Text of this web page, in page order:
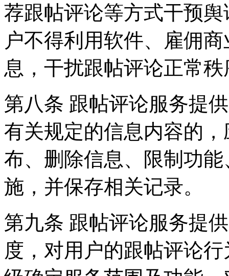
荐跟帖评论等方式干预
户不得利用软件、雇佣
息，干扰跟帖评论正常
第八条 跟帖评论服务提
有关规定的信息内容的
布、删除信息、限制功
施，并保存相关记录。
第九条 跟帖评论服务提
度，对用户的跟帖评论